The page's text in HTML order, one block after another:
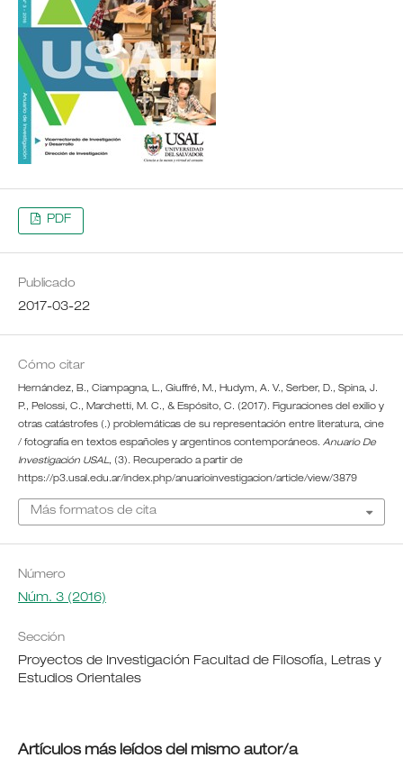
PDF
Publicado
2017-03-22
Cómo citar
Hernández, B., Ciampagna, L., Giuffré, M., Hudym, A. V., Serber, D., Spina, J.
P., Pelossi, C., Marchetti, M. C., & Espósito, C. (2017). Figuraciones del exilio y
otras catástrofes (.) problemáticas de su representación entre literatura, cine
/ fotografía en textos españoles y argentinos contemporáneos. Anuario De
Investigación USAL, (3). Recuperado a partir de
https://p3.usal.edu.ar/index.php/anuarioinvestigacion/article/view/3879
Más formatos de cita
Número
Núm. 3 (2016)
Sección
Proyectos de Investigación Facultad de Filosofía, Letras y
Estudios Orientales
Artículos más leídos del mismo autor/a